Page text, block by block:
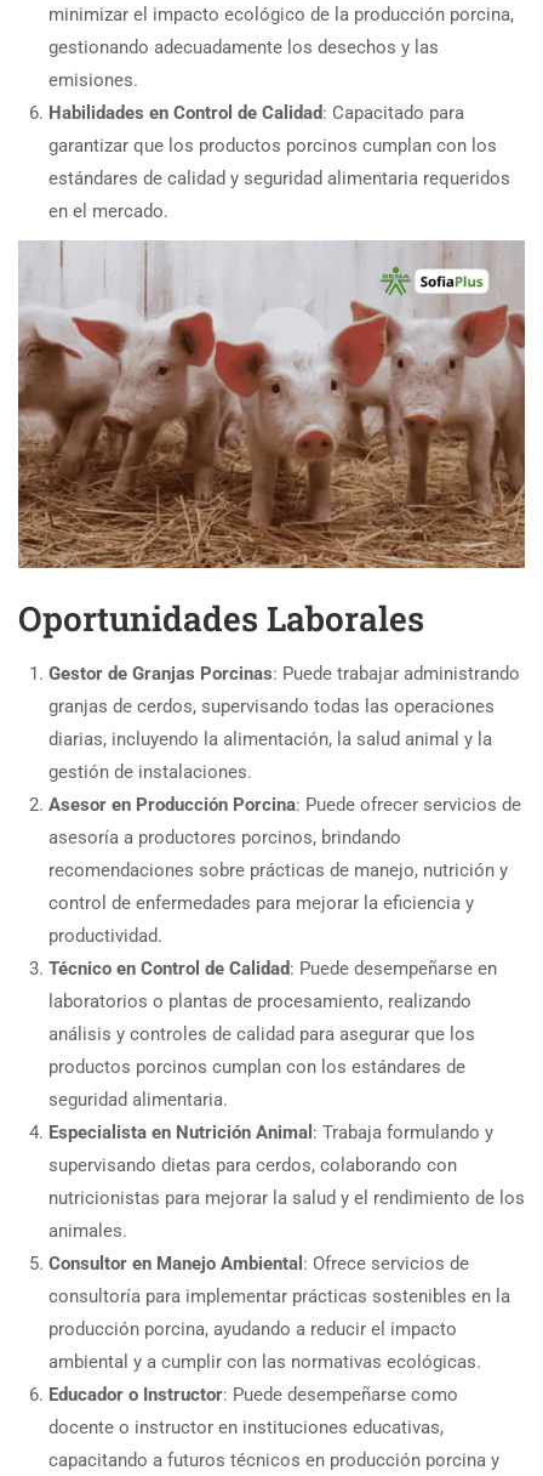
minimizar el impacto ecológico de la producción porcina,
gestionando adecuadamente los desechos y las
emisiones.
Habilidades en Control de Calidad: Capacitado para
garantizar que los productos porcinos cumplan con los
estándares de calidad y seguridad alimentaria requeridos
en el mercado.
Oportunidades Laborales
Gestor de Granjas Porcinas: Puede trabajar administrando
granjas de cerdos, supervisando todas las operaciones
diarias, incluyendo la alimentación, la salud animal y la
gestión de instalaciones.
Asesor en Producción Porcina: Puede ofrecer servicios de
asesoría a productores porcinos, brindando
recomendaciones sobre prácticas de manejo, nutrición y
control de enfermedades para mejorar la eficiencia y
productividad.
Técnico en Control de Calidad: Puede desempeñarse en
laboratorios o plantas de procesamiento, realizando
análisis y controles de calidad para asegurar que los
productos porcinos cumplan con los estándares de
seguridad alimentaria.
Especialista en Nutrición Animal : Trabaja formulando y
supervisando dietas para cerdos, colaborando con
nutricionistas para mejorar la salud y el rendimiento de los
animales.
Consultor en Manejo Ambiental : Ofrece servicios de
consultoría para implementar prácticas sostenibles en la
producción porcina, ayudando a reducir el impacto
ambiental y a cumplir con las normativas ecológicas.
Educador o Instructor: Puede desempeñarse como
docente o instructor en instituciones educativas,
capacitando a futuros técnicos en producción porcina y